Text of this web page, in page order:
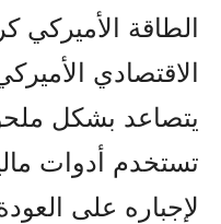
الطاقة
الاقتصادي
يتصاعد بشكل
تستخدم أدوات
لإجباره على